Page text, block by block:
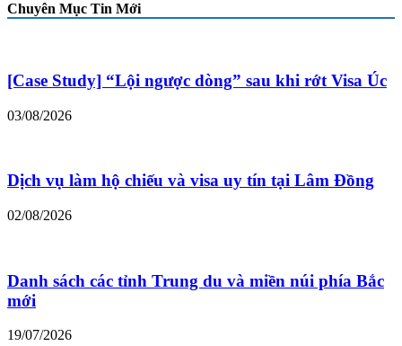
Chuyên Mục Tin Mới
[Case Study] “Lội ngược dòng” sau khi rớt Visa Úc
03/08/2026
Dịch vụ làm hộ chiếu và visa uy tín tại Lâm Đồng
02/08/2026
Danh sách các tỉnh Trung du và miền núi phía Bắc
mới
19/07/2026